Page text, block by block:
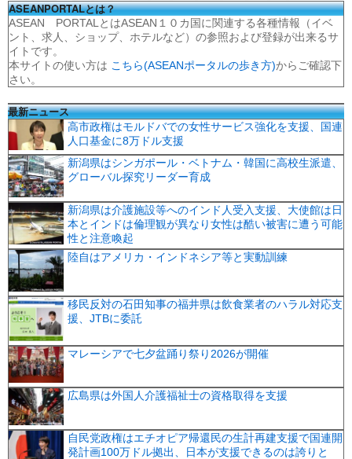
ASEANPORTALとは？
ASEAN PORTALとはASEAN１０カ国に関連する各種情報（イベ
ント、求人、ショップ、ホテルなど）の参照および登録が出来るサ
イトです。
本サイトの使い方は こちら(ASEANポータルの歩き方)からご確認下
さい。
最新ニュース
高市政権はモルドバでの女性サービス強化を支援、国連
人口基金に8万ドル支援
新潟県はシンガポール・ベトナム・韓国に高校生派遣、
グローバル探究リーダー育成
新潟県は介護施設等へのインド人受入支援、大使館は日
本とインドは倫理観が異なり女性は酷い被害に遭う可能
性と注意喚起
陸自はアメリカ・インドネシア等と実動訓練
移民反対の石田知事の福井県は飲食業者のハラル対応支
援、JTBに委託
マレーシアで七夕盆踊り祭り2026が開催
広島県は外国人介護福祉士の資格取得を支援
自民党政権はエチオピア帰還民の生計再建支援で国連開
発計画100万ドル拠出、日本が支援できるのは誇りと